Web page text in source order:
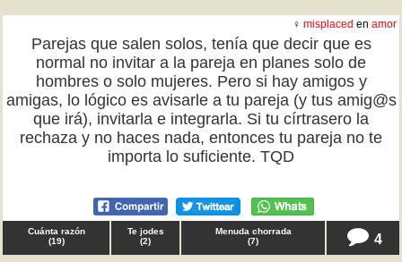
♀ misplaced en amor
Parejas que salen solos, tenía que decir que es
normal no invitar a la pareja en planes solo de
hombres o solo mujeres. Pero si hay amigos y
amigas, lo lógico es avisarle a tu pareja (y tus amig@s
que irá), invitarla e integrarla. Si tu círtrasero la
rechaza y no haces nada, entonces tu pareja no te
importa lo suficiente. TQD
Cuánta razón
(19)
Te jodes
(2)
Menuda chorrada
(7) 4